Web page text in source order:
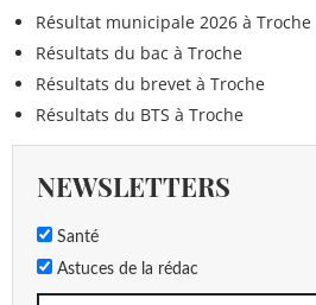
Résultat municipale 2026 à Troche
Résultats du bac à Troche
Résultats du brevet à Troche
Résultats du BTS à Troche
NEWSLETTERS
Santé
Astuces de la rédac